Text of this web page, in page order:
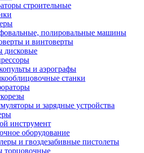
строительные
полировальные машины
и винтоверты
дисковые
и аэрографы
станки
и зарядные устройства
инструмент
оборудование
и гвоздезабивные пистолеты
торцовочные